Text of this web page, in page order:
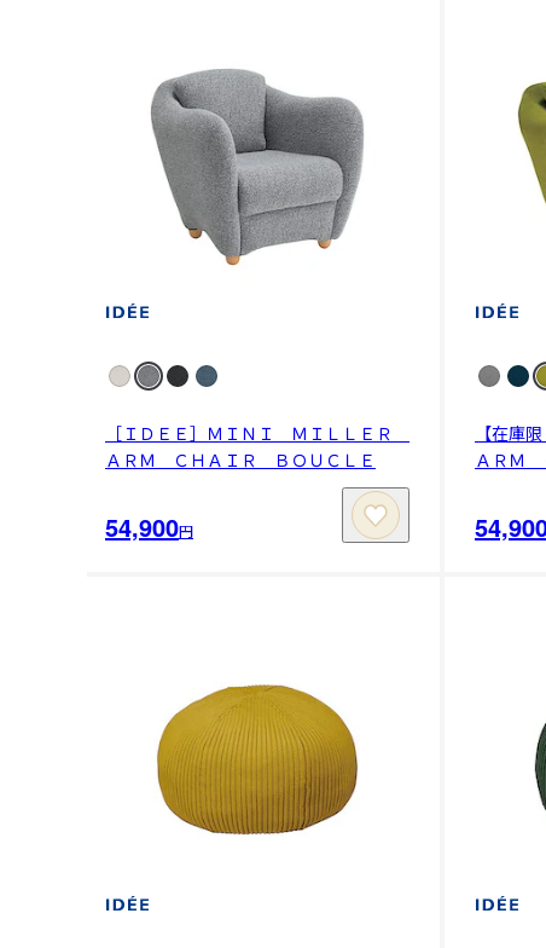
［ＩＤＥＥ］ＭＩＮＩ ＭＩＬＬＥＲ
ＡＲＭ ＣＨＡＩＲ ＢＯＵＣＬＥ
54,900円
【在庫
ＡＲＭ